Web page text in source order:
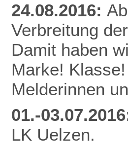
24.08.2016:
Verbreitung
Damit haben
Marke!
Melderinnen
01.-
LK Uelzen.